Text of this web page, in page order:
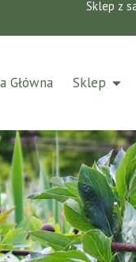
Sklep z
Główna Sklep